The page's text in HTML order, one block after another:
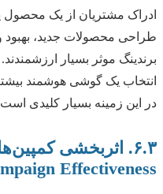
ادراک مشتریان از یک محصول
طراحی محصولات جدید،
برندینگ موثر بسیار
انتخاب یک گوشی هوشمند
در این زمینه بسیار کلیدی
Effectiveness)